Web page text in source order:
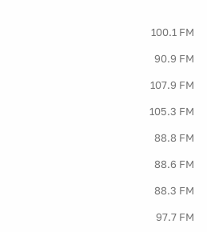
100.1 FM
90.9 FM
107.9 FM
105.3 FM
88.8 FM
88.6 FM
88.3 FM
97.7 FM